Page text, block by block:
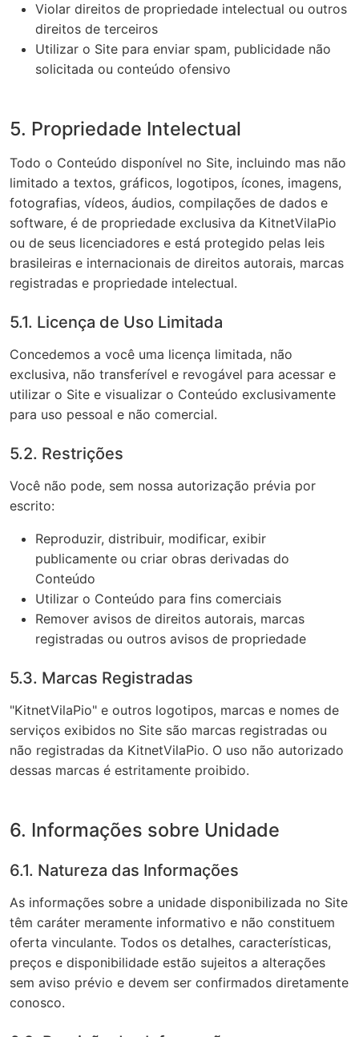
Violar direitos de propriedade intelectual ou outros
direitos de terceiros
Utilizar o Site para enviar spam, publicidade não
solicitada ou conteúdo ofensivo
5. Propriedade Intelectual
Todo o Conteúdo disponível no Site, incluindo mas não
limitado a textos, gráficos, logotipos, ícones, imagens,
fotografias, vídeos, áudios, compilações de dados e
software, é de propriedade exclusiva da KitnetVilaPio
ou de seus licenciadores e está protegido pelas leis
brasileiras e internacionais de direitos autorais, marcas
registradas e propriedade intelectual.
5.1. Licença de Uso Limitada
Concedemos a você uma licença limitada, não
exclusiva, não transferível e revogável para acessar e
utilizar o Site e visualizar o Conteúdo exclusivamente
para uso pessoal e não comercial.
5.2. Restrições
Você não pode, sem nossa autorização prévia por
escrito:
Reproduzir, distribuir, modificar, exibir
publicamente ou criar obras derivadas do
Conteúdo
Utilizar o Conteúdo para fins comerciais
Remover avisos de direitos autorais, marcas
registradas ou outros avisos de propriedade
5.3. Marcas Registradas
"KitnetVilaPio" e outros logotipos, marcas e nomes de
serviços exibidos no Site são marcas registradas ou
não registradas da KitnetVilaPio. O uso não autorizado
dessas marcas é estritamente proibido.
6. Informações sobre Unidade
6.1. Natureza das Informações
As informações sobre a unidade disponibilizada no Site
têm caráter meramente informativo e não constituem
oferta vinculante. Todos os detalhes, características,
preços e disponibilidade estão sujeitos a alterações
sem aviso prévio e devem ser confirmados diretamente
conosco.